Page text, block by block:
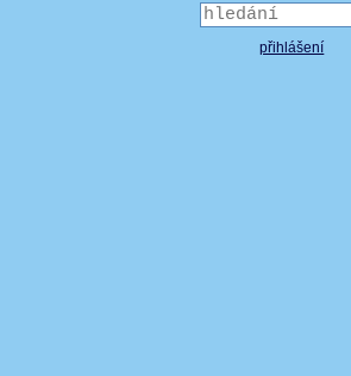
přihlášení